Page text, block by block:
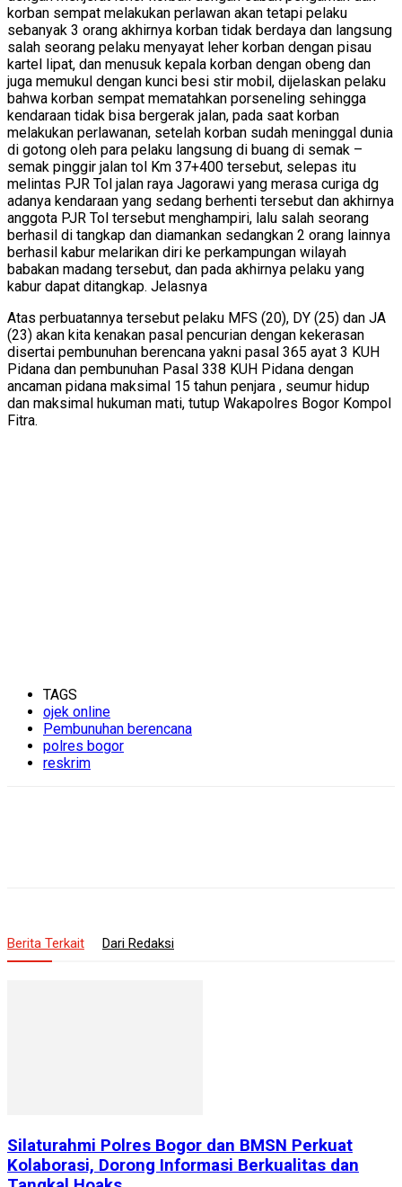
korban sempat melakukan perlawan akan tetapi pelaku
sebanyak 3 orang akhirnya korban tidak berdaya dan langsung
salah seorang pelaku menyayat leher korban dengan pisau
kartel lipat, dan menusuk kepala korban dengan obeng dan
juga memukul dengan kunci besi stir mobil, dijelaskan pelaku
bahwa korban sempat mematahkan porseneling sehingga
kendaraan tidak bisa bergerak jalan, pada saat korban
melakukan perlawanan, setelah korban sudah meninggal dunia
di gotong oleh para pelaku langsung di buang di semak –
semak pinggir jalan tol Km 37+400 tersebut, selepas itu
melintas PJR Tol jalan raya Jagorawi yang merasa curiga dg
adanya kendaraan yang sedang berhenti tersebut dan akhirnya
anggota PJR Tol tersebut menghampiri, lalu salah seorang
berhasil di tangkap dan diamankan sedangkan 2 orang lainnya
berhasil kabur melarikan diri ke perkampungan wilayah
babakan madang tersebut, dan pada akhirnya pelaku yang
kabur dapat ditangkap. Jelasnya
Atas perbuatannya tersebut pelaku MFS (20), DY (25) dan JA
(23) akan kita kenakan pasal pencurian dengan kekerasan
disertai pembunuhan berencana yakni pasal 365 ayat 3 KUH
Pidana dan pembunuhan Pasal 338 KUH Pidana dengan
ancaman pidana maksimal 15 tahun penjara , seumur hidup
dan maksimal hukuman mati, tutup Wakapolres Bogor Kompol
Fitra.
TAGS
ojek online
Pembunuhan berencana
polres bogor
reskrim
Berita Terkait Dari Redaksi
Silaturahmi Polres Bogor dan BMSN Perkuat
Kolaborasi, Dorong Informasi Berkualitas dan